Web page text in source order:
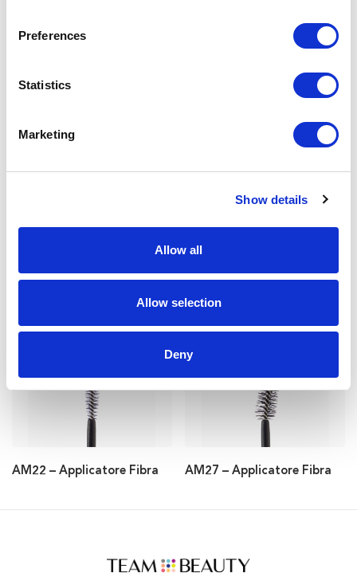
Preferences
Statistics
Marketing
Show details
Allow all
Allow selection
Deny
AM22 – Applicatore Fibra AM27 – Applicatore Fibra